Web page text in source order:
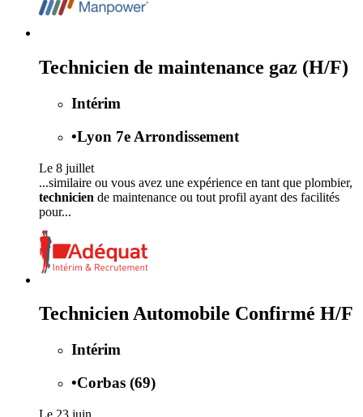
Technicien de maintenance gaz (H/F)
Intérim
•Lyon 7e Arrondissement
Le 8 juillet
...similaire ou vous avez une expérience en tant que plombier,
technicien de maintenance ou tout profil ayant des facilités
pour...
Technicien Automobile Confirmé H/F
Intérim
•Corbas (69)
Le 23 juin